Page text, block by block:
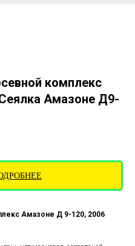
комплекс
Амазоне Д9-
Амазоне Д 9-120, 2006